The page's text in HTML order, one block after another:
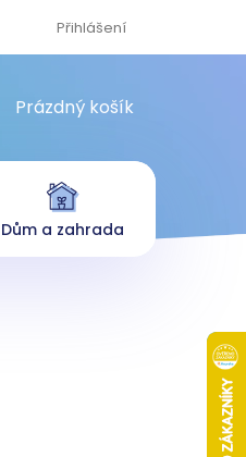
Přihlášení
NÁKUPNÍ KOŠÍK
Prázdný košík
Dům a zahrada